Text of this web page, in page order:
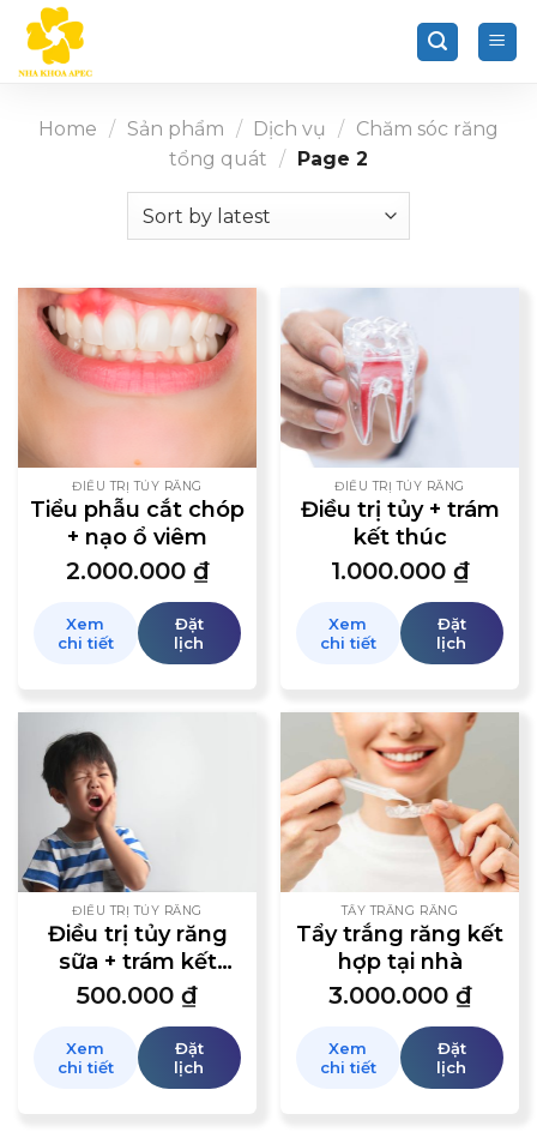
Chuyển
đến
nội
Home / Sản phẩm / Dịch vụ / Chăm sóc răng
tổng quát / Page 2
ĐIỀU TRỊ TỦY RĂNG
Tiểu phẫu cắt chóp
+ nạo ổ viêm
2.000.000 ₫
Xem
chi tiết
Đặt
lịch
ĐIỀU TRỊ TỦY RĂNG
Điều trị tủy + trám
kết thúc
1.000.000 ₫
Xem
chi tiết
Đặt
lịch
ĐIỀU TRỊ TỦY RĂNG
Điều trị tủy răng
sữa + trám kết
thúc
500.000 ₫
Xem
chi tiết
Đặt
lịch
TẨY TRẮNG RĂNG
Tẩy trắng răng kết
hợp tại nhà
3.000.000 ₫
Xem
chi tiết
Đặt
lịch